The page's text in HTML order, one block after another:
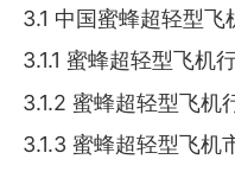
3.1 中国蜜蜂超轻型飞
3.1.1 蜜蜂超轻型飞机
3.1.2 蜜蜂超轻型飞机
3.1.3 蜜蜂超轻型飞机